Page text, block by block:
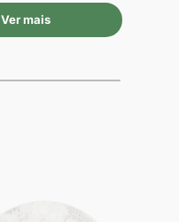
Ver mais